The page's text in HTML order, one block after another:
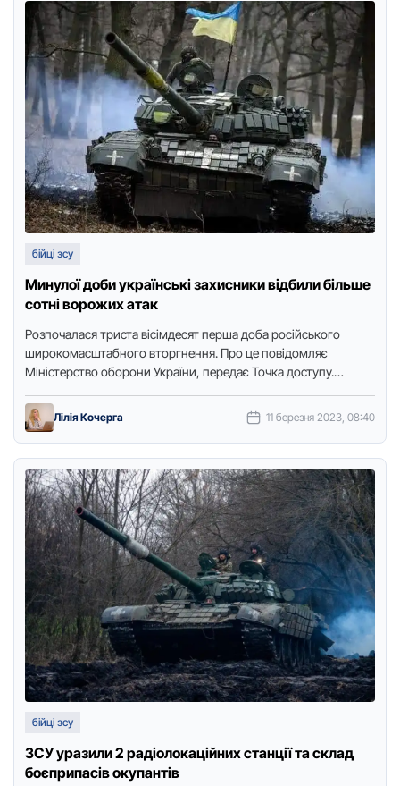
бійці зсу
Минулої доби українські захисники відбили більше
сотні ворожих атак
Розпочалася триста вісімдесят перша доба російського
широкомасштабного вторгнення. Про це повідомляє
Міністерство оборони України, передає Точка доступу.
Лілія Кочерга 11 березня 2023, 08:40
бійці зсу
ЗСУ уразили 2 радіолокаційних станції та склад
боєприпасів окупантів